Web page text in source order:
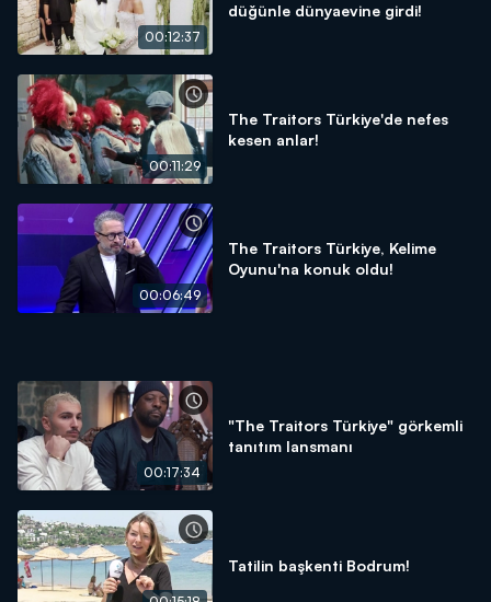
00:12:37
düğünle dünyaevine girdi!
00:11:29
The Traitors Türkiye'de nefes
kesen anlar!
00:06:49
The Traitors Türkiye, Kelime
Oyunu'na konuk oldu!
00:17:34
"The Traitors Türkiye" görkemli
tanıtım lansmanı
Tatilin başkenti Bodrum!